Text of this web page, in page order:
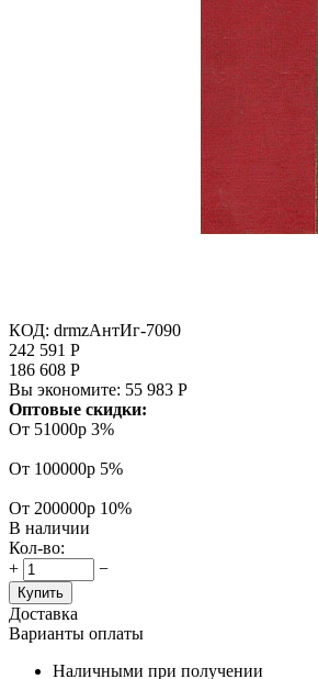
КОД: drmzАнтИг-7090
242 591 Р
186 608 Р
Вы экономите: 55 983 Р
Оптовые скидки:
От 51000р 3%
От 100000р 5%
От 200000р 10%
В наличии
Кол-во:
+
−
Купить
Доставка
Варианты оплаты
Наличными при получении